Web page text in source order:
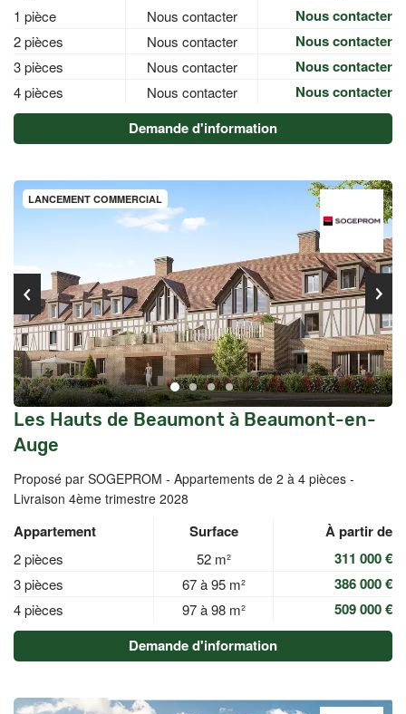
1 pièce Nous contacter Nous contacter
2 pièces Nous contacter Nous contacter
3 pièces Nous contacter Nous contacter
4 pièces Nous contacter
Nous contacter
Demande d'information
LANCEMENT COMMERCIAL
Les Hauts de Beaumont à Beaumont-en-
Auge
Proposé par SOGEPROM - Appartements de 2 à 4 pièces -
Livraison 4ème trimestre 2028
Appartement Surface À partir de
2 pièces 52 m² 311 000 €
3 pièces 67 à 95 m² 386 000 €
4 pièces 97 à 98 m²
509 000 €
Demande d'information